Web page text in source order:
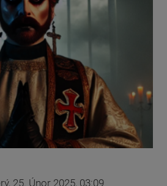
25. Únor 2025, 03:09